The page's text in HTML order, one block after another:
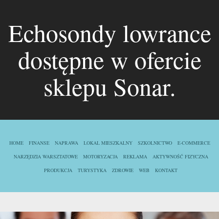
Echosondy lowrance
dostępne w ofercie
sklepu Sonar.
HOME FINANSE NAPRAWA LOKAL MIESZKALNY SZKOLNICTWO
E-COMMERCE
NARZĘDZIA WARSZTATOWE
MOTORYZACJA REKLAMA
AKTYWNOŚĆ FIZYCZNA
PRODUKCJA
TURYSTYKA ZDROWIE WEB KONTAKT